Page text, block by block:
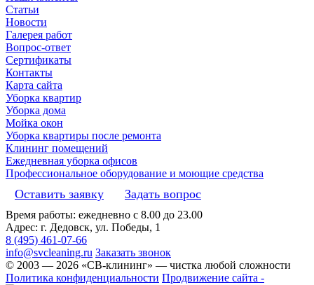
Статьи
Новости
Галерея работ
Вопрос-ответ
Сертификаты
Контакты
Карта сайта
Уборка квартир
Уборка дома
Мойка окон
Уборка квартиры после ремонта
Клининг помещений
Ежедневная уборка офисов
Профессиональное оборудование и моющие средства
Оставить заявку Задать вопрос
Время работы: ежедневно с 8.00 до 23.00
Адрес: г. Дедовск, ул. Победы, 1
8 (495) 461-07-66
info@svcleaning.ru Заказать звонок
© 2003 — 2026 «СВ-клининг» — чистка любой сложности
Политика конфиденциальности Продвижение сайта -